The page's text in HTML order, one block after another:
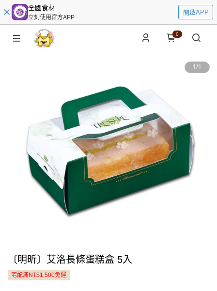
全國食材
立刻使用官方APP
開啟APP
0
1/1
〔明昕〕艾洛長條蛋糕盒 5入
宅配滿NT$1,500免運